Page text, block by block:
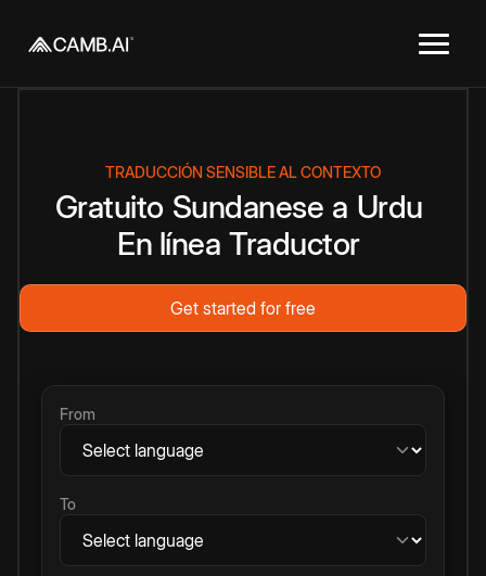
TRADUCCIÓN SENSIBLE AL CONTEXTO
Gratuito Sundanese a Urdu
En línea Traductor
Get started for free
From
To